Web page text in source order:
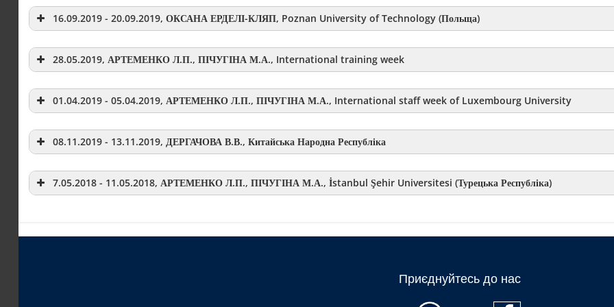
16.09.2019 - 20.09.2019, ОКСАНА ЕРДЕЛІ-КЛЯП, Poznan University of Technology (Польща)
28.05.2019, АРТЕМЕНКО Л.П., ПІЧУГІНА М.А., International training week
01.04.2019 - 05.04.2019, АРТЕМЕНКО Л.П., ПІЧУГІНА М.А., International staff week of Luxembourg University
08.11.2019 - 13.11.2019, ДЕРГАЧОВА В.В., Китайська Народна Республіка
7.05.2018 - 11.05.2018, АРТЕМЕНКО Л.П., ПІЧУГІНА М.А., İstanbul Şehir Universitesi (Турецька Республіка)
Приєднуйтесь до нас